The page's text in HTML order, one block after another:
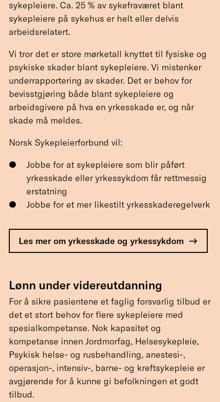
sykepleiere. Ca. 25 % av sykefraværet blant
sykepleiere på sykehus er helt eller delvis
arbeidsrelatert.
Vi tror det er store mørketall knyttet til fysiske og
psykiske skader blant sykepleiere. Vi mistenker
underrapportering av skader. Det er behov for
bevisstgjøring både blant sykepleiere og
arbeidsgivere på hva en yrkesskade er, og når
skade må meldes.
Norsk Sykepleierforbund vil:
Jobbe for at sykepleiere som blir påført
yrkesskade eller yrkessykdom får rettmessig
erstatning
Jobbe for et mer likestilt yrkesskaderegelverk
Les mer om yrkesskade og yrkessykdom
Lønn under videreutdanning
For å sikre pasientene et faglig forsvarlig tilbud er
det et stort behov for flere sykepleiere med
spesialkompetanse. Nok kapasitet og
kompetanse innen Jordmorfag, Helsesykepleie,
Psykisk helse- og rusbehandling, anestesi-,
operasjon-, intensiv-, barne- og kreftsykepleie er
avgjørende for å kunne gi befolkningen et godt
tilbud.